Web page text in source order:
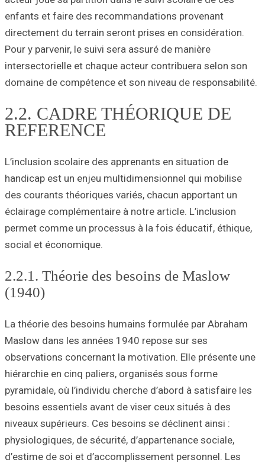
enfants et faire
directement du
Pour y parvenir,
intersectorielle
domaine de
2.2.
L’inclusion
handicap est un
des courants
éclairage
permet comme
2.2.1.
La théorie des
Maslow dans
observations
hiérarchie en
pyramidale, où
besoins
niveaux
physiologiques,
d’estime de soi